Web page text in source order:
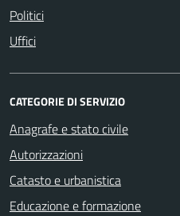
Politici
Uffici
CATEGORIE DI SERVIZIO
Anagrafe e stato civile
Autorizzazioni
Catasto e urbanistica
Educazione e formazione